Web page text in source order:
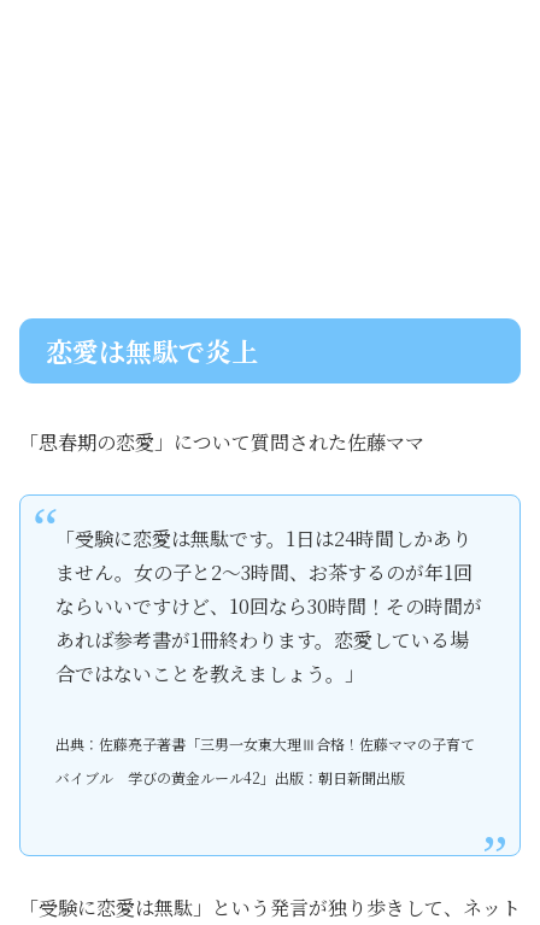
恋愛は無駄で炎上
「思春期の恋愛」について質問された佐藤ママ
「受験に恋愛は無駄です。1日は24時間しかあり
ません。女の子と2～3時間、お茶するのが年1回
ならいいですけど、10回なら30時間！その時間が
あれば参考書が1冊終わります。恋愛している場
合ではないことを教えましょう。」
出典：佐藤亮子著書「三男一女東大理Ⅲ合格！佐藤ママの子育て
バイブル 学びの黄金ルール42」出版：朝日新聞出版
「受験に恋愛は無駄」という発言が独り歩きして、ネット